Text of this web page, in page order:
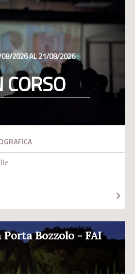
08/2026 AL 21/08/2026
CORSO
Porta Bozzolo - FAI